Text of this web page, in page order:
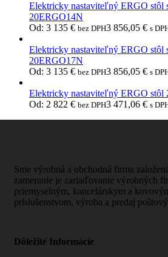
Elektricky nastaviteľný ERGO stôl
20ERGO14N
Od: 3 135 € bez DPH3 856,05 € s
Elektricky nastaviteľný ERGO stôl
20ERGO17N
Od: 3 135 € bez DPH3 856,05 € s
Elektricky nastaviteľný ERGO stôl
Od: 2 822 € bez DPH3 471,06 € s
Sme výrobná a obchodná firma
zameranie je zariaďovanie výrobných
priemyselným, kancelárskym a
príslušenstvom, výroba a predaj
Dôležité Informácie